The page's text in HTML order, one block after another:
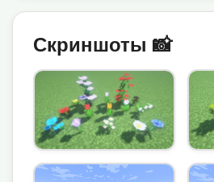
Скриншоты 📸